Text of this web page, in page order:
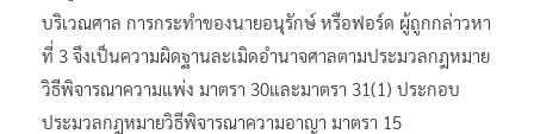
บริเวณศาล การกระทำของนายอนุรักษ์ หรือฟอร์ด ผู้ถูกกล่าวหา
ที่ 3 จึงเป็นความผิดฐานละเมิดอำนาจศาลตามประมวลกฎหมาย
วิธีพิจารณาความแพ่ง มาตรา 30และมาตรา 31(1) ประกอบ
ประมวลกฎหมายวิธีพิจารณาความอาญา มาตรา 15